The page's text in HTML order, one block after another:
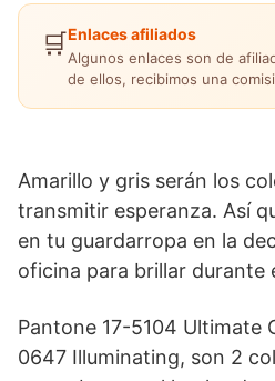
🛒Enlaces afiliados
Algunos enlaces son de
de ellos, recibimos una
Amarillo y gris serán los
transmitir esperanza. Así
en tu guardarropa en la
oficina para brillar durante
Pantone 17-5104 Ultimate
0647 Illuminating, son 2